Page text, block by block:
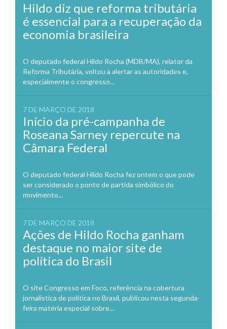
Hildo diz que reforma tributária
é essencial para a recuperação da
economia brasileira
O deputado federal Hildo Rocha (MDB/MA), relator da
Reforma Tributária, voltou a alertar as autoridades e,
especialmente o congresso...
7 DE MARÇO DE 2018
Início da pré-campanha de
Roseana Sarney repercute na
Câmara Federal
O deputado federal Hildo Rocha fez ontem o que pode
ser considerado o ponto de partida simbólico do
movimento...
7 DE MARÇO DE 2018
Ações de Hildo Rocha ganham
destaque no maior site de
política do Brasil
O site Congresso em Foco, referência na cobertura
jornalística de política no Brasil, publicou nesta segunda-
feira matéria especial sobre...